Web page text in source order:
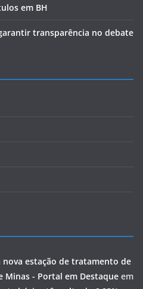
em BH
transparência no debate
nova estação de tratamento de
- Portal em Destaque em